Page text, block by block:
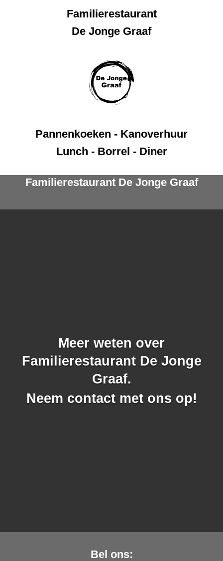
Familierestaurant
De Jonge Graaf
Pannenkoeken - Kanoverhuur
Lunch - Borrel - Diner
Familierestaurant De Jonge Graaf
Meer weten over
Familierestaurant De Jonge
Graaf.
Neem contact met ons op!
Bel ons: